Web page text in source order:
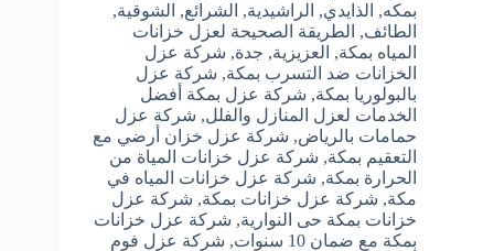
بمكه, الذايدي, الراشيدية, الشرائع, الشوقية,
الطائف, الطريقة الصحيحة لعزل خزانات
المياه بمكة, العزيزية, جدة, شركة عزل
الخزانات ضد التسرب بمكة, شركة عزل
بالبولوريا بمكة, شركة عزل بمكة أفضل
الخدمات لعزل المنازل والفلل, شركة عزل
حمامات بالرياض, شركة عزل خزان أرضي مع
التعقيم بمكة, شركة عزل خزانات المياة من
الحرارة بمكة, شركة عزل خزانات المياه في
مكة, شركة عزل خزانات بمكة, شركة عزل
خزانات بمكة حى النوارية, شركة عزل خزانات
بمكة مع ضمان 10 سنوات
, شركة عزل فوم